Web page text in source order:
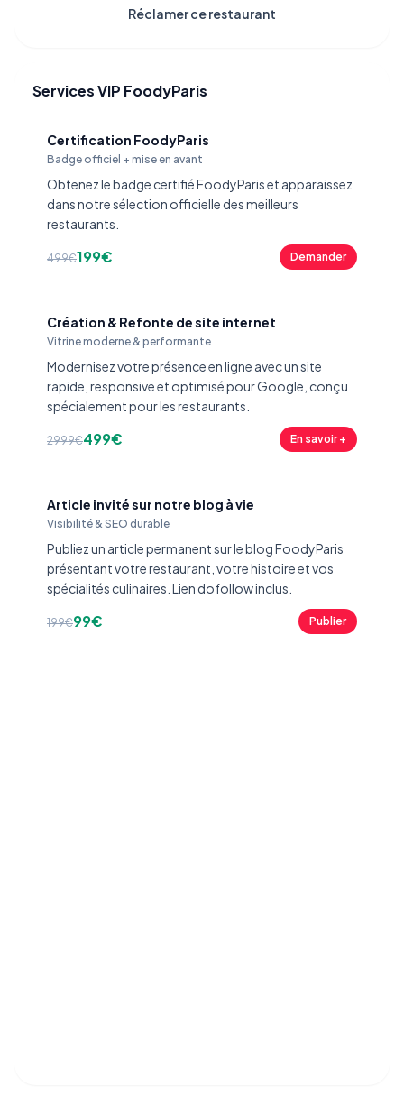
Réclamer ce restaurant
Services VIP FoodyParis
Certification FoodyParis
Badge officiel + mise en avant
Obtenez le badge certifié FoodyParis et apparaissez
dans notre sélection officielle des meilleurs
restaurants.
499€199€ Demander
Création & Refonte de site internet
Vitrine moderne & performante
Modernisez votre présence en ligne avec un site
rapide, responsive et optimisé pour Google, conçu
spécialement pour les restaurants.
2999€499€ En savoir +
Article invité sur notre blog à vie
Visibilité & SEO durable
Publiez un article permanent sur le blog FoodyParis
présentant votre restaurant, votre histoire et vos
spécialités culinaires. Lien dofollow inclus.
199€99€ Publier